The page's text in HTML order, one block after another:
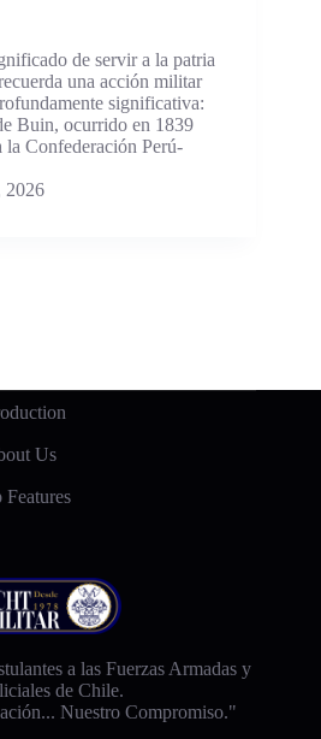
de servir a la patria
una acción militar
significativa:
Buin, ocurrido en 1839
la Confederación Perú-
2026
Us
a las Fuerzas Armadas y
de Chile.
Nuestro Compromiso."